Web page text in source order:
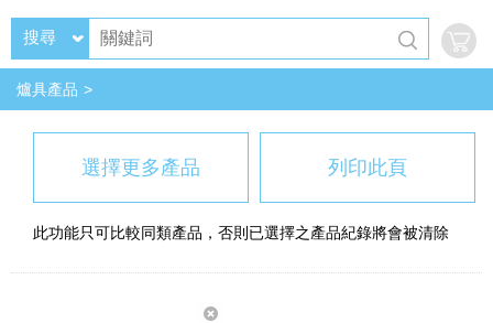
搜尋
爐具產品
選擇更多產品 列印此頁
此功能只可比較同類產品，否則已選擇之產品紀錄將會被清除